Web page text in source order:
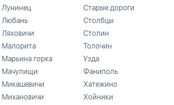
Лунинец
Любань
Ляховичи
Малорита
Марьина горка
Мачулищи
Микашевичи
Михановичи
Старые дороги
Столбцы
Столин
Толочин
Узда
Фаниполь
Хатежино
Хойники